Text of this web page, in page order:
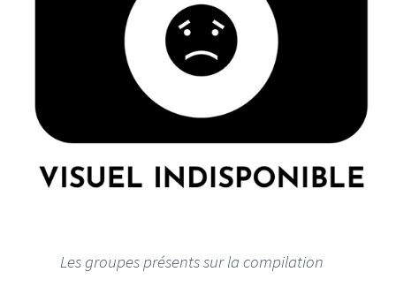
Les groupes présents sur la compilation